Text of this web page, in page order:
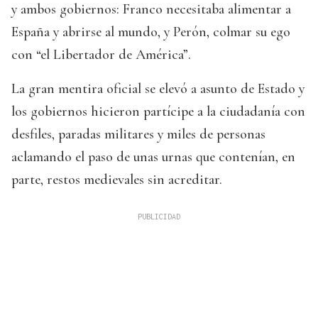
y ambos gobiernos: Franco necesitaba alimentar a
España y abrirse al mundo, y Perón, colmar su ego
con “el Libertador de América”.
La gran mentira oficial se elevó a asunto de Estado y
los gobiernos hicieron partícipe a la ciudadanía con
desfiles, paradas militares y miles de personas
aclamando el paso de unas urnas que contenían, en
parte, restos medievales sin acreditar.